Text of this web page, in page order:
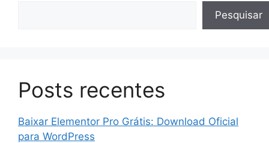
Pesquisar
Posts recentes
Baixar Elementor Pro Grátis: Download Oficial
para WordPress